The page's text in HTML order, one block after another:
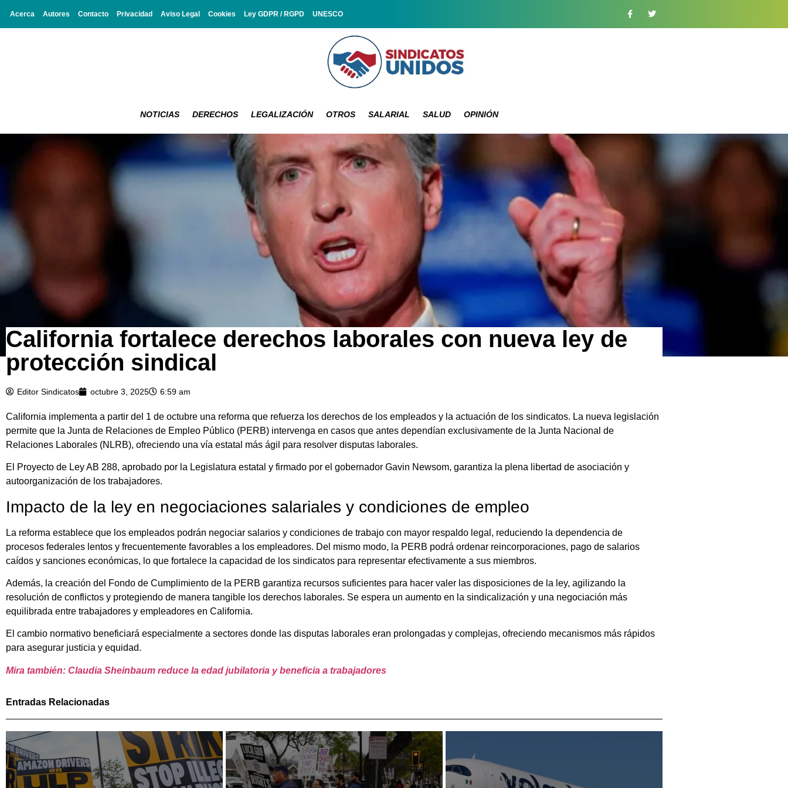
Acerca Autores Contacto Privacidad Aviso Legal Cookies Ley GDPR / RGPD UNESCO
NOTICIAS DERECHOS LEGALIZACIÓN OTROS SALARIAL SALUD OPINIÓN
California fortalece derechos laborales con nueva ley de
protección sindical
Editor Sindicatos octubre 3, 2025 6:59 am
California implementa a partir del 1 de octubre una reforma que refuerza los derechos de los empleados y la actuación de los sindicatos. La nueva legislación
permite que la Junta de Relaciones de Empleo Público (PERB) intervenga en casos que antes dependían exclusivamente de la Junta Nacional de
Relaciones Laborales (NLRB), ofreciendo una vía estatal más ágil para resolver disputas laborales.
El Proyecto de Ley AB 288, aprobado por la Legislatura estatal y firmado por el gobernador Gavin Newsom, garantiza la plena libertad de asociación y
autoorganización de los trabajadores.
Impacto de la ley en negociaciones salariales y condiciones de empleo
La reforma establece que los empleados podrán negociar salarios y condiciones de trabajo con mayor respaldo legal, reduciendo la dependencia de
procesos federales lentos y frecuentemente favorables a los empleadores. Del mismo modo, la PERB podrá ordenar reincorporaciones, pago de salarios
caídos y sanciones económicas, lo que fortalece la capacidad de los sindicatos para representar efectivamente a sus miembros.
Además, la creación del Fondo de Cumplimiento de la PERB garantiza recursos suficientes para hacer valer las disposiciones de la ley, agilizando la
resolución de conflictos y protegiendo de manera tangible los derechos laborales. Se espera un aumento en la sindicalización y una negociación más
equilibrada entre trabajadores y empleadores en California.
El cambio normativo beneficiará especialmente a sectores donde las disputas laborales eran prolongadas y complejas, ofreciendo mecanismos más rápidos
para asegurar justicia y equidad.
Mira también: Claudia Sheinbaum reduce la edad jubilatoria y beneficia a trabajadores
Entradas Relacionadas